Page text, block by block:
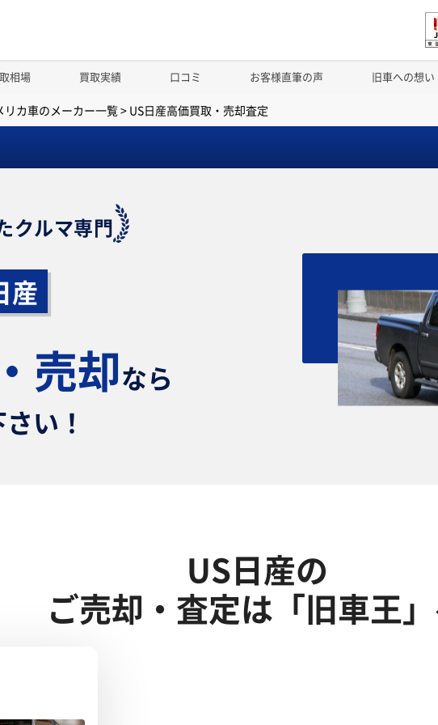
相場 買取実績 口コミ お客様直筆の声 旧車への想い
リカ車のメーカー一覧> US日産高価買取・売却査定
クルマ専門
産
売却なら
い！
US日産の
ご売却・査定は「旧車王